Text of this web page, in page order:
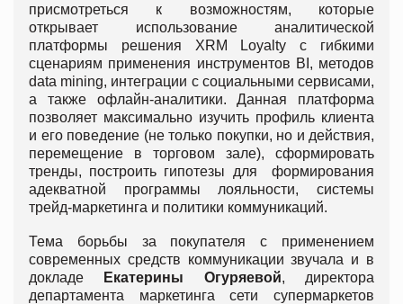
присмотреться к возможностям, которые
открывает использование аналитической
платформы решения XRM Loyalty c гибкими
сценариям применения инструментов BI, методов
data mining, интеграции с социальными сервисами,
а также офлайн-аналитики. Данная платформа
позволяет максимально изучить профиль клиента
и его поведение (не только покупки, но и действия,
перемещение в торговом зале), сформировать
тренды, построить гипотезы для формирования
адекватной программы лояльности, системы
трейд-маркетинга и политики коммуникаций.
Тема борьбы за покупателя с применением
современных средств коммуникации звучала и в
докладе
Екатерины Огуряевой, директора
департамента маркетинга сети супермаркетов